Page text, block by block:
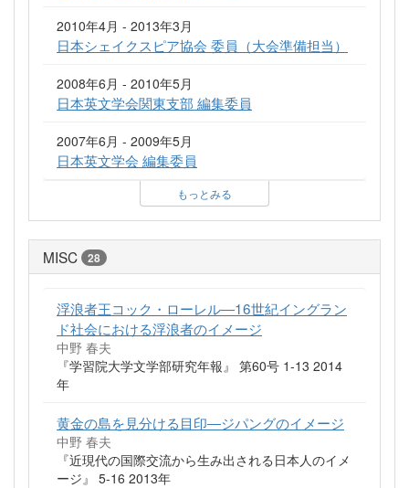
2010年4月 - 2013年3月
日本シェイクスピア協会 委員（大会準備担当）
2008年6月 - 2010年5月
日本英文学会関東支部 編集委員
2007年6月 - 2009年5月
日本英文学会 編集委員
もっとみる
MISC 28
浮浪者王コック・ローレル―16世紀イングラン
ド社会における浮浪者のイメージ
中野 春夫
『学習院大学文学部研究年報』 第60号 1-13 2014
年
黄金の島を見分ける目印―ジパングのイメージ
中野 春夫
『近現代の国際交流から生み出される日本人のイメ
ージ』 5-16 2013年